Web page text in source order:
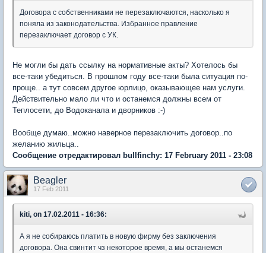
Договора с собственниками не перезаключаются, насколько я
поняла из законодательства. Избранное правление
перезаключает договор с УК.
Не могли бы дать ссылку на нормативные акты? Хотелось бы
все-таки убедиться. В прошлом году все-таки была ситуация по-
проще.. а тут совсем другое юрлицо, оказывающее нам услуги.
Действительно мало ли что и останемся должны всем от
Теплосети, до Водоканала и дворников :-)
Вообще думаю..можно наверное перезаключить договор..по
желанию жильца..
Сообщение отредактировал bullfinchy: 17 February 2011 - 23:08
Beagler
17 Feb 2011
kiti, on 17.02.2011 - 16:36:
А я не собираюсь платить в новую фирму без заключения
договора. Она свинтит чз некоторое время, а мы останемся